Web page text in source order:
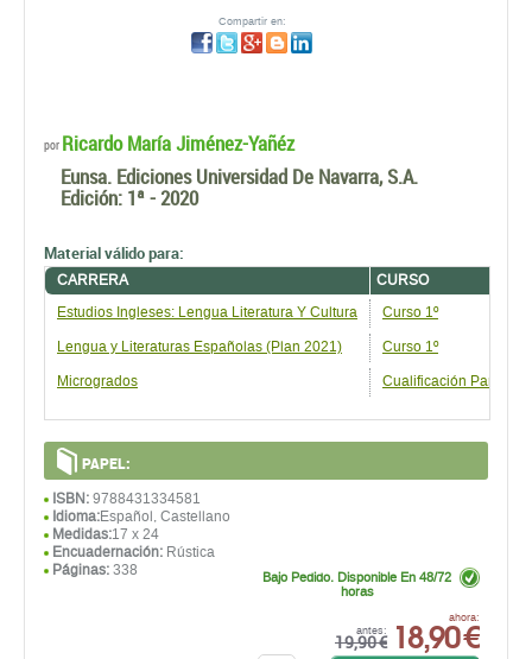
Compartir en:
por Ricardo María Jiménez-Yañéz
Eunsa. Ediciones Universidad De Navarra, S.A.
Edición: 1ª - 2020
Material válido para:
CARRERA
CURSO
Estudios Ingleses: Lengua Literatura Y Cultura
Curso 1º
Lengua y Literaturas Españolas (Plan 2021) Curso 1º
Microgrados Cualificación Para La
PAPEL:
ISBN: 9788431334581
Idioma:Español, Castellano
Medidas:17 x 24
Encuadernación: Rústica
Páginas: 338
antes:
19,90 €
ahora:
18,90 €
Bajo Pedido. Disponible En 48/72
horas